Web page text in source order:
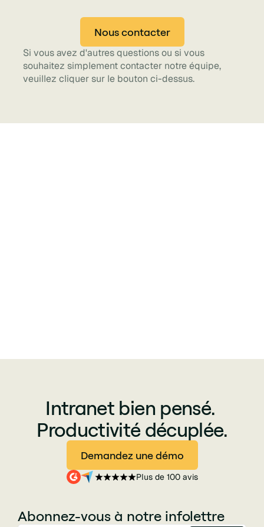
Si vous avez d'autres questions ou si vous
souhaitez simplement contacter notre équipe,
veuillez cliquer sur le bouton ci-dessus.
Nous contacter
Intranet bien pensé.
Productivité décuplée.
Demandez une démo
Plus de 100 avis
Abonnez-vous à notre infolettre